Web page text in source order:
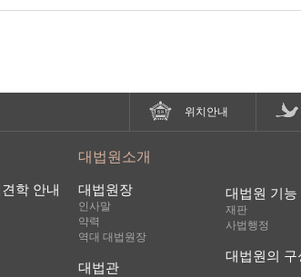
위치안내
학 안내
대법원소개
대법원장
인사말
약력
역대 대법원장
대법관
대법원 기능
재판
사법행정
대법원의 구